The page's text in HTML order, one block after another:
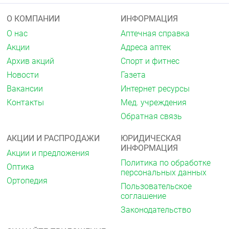
чувствительности к ацикловиру обусловлено
появлением штаммов вируса с нарушением
структуры вирусной тимидинкиназы или ДНК-
полимеразы. Вирулентность этих разновидностей
вируса напоминает таковую у его дикого штамма.
Фармакокинетика
Всасывание
После приёма внутрь вал ацикловир хорошо
абсорбируется из желудочно-кишечного тракта,
быстро и практически полностью превращается в
катализируется ферментом печени —
валацикловиргидролазой.
При приёме валацикловира в дозе от 1000 мг
биодоступность ацикловира составляет 54 % не
зависит от приёма пищи. Фармакокинетика
валацикловира является дозозависимой. Скорость
и степень всасывания уменьшается с увеличением
дозы, в результате чего увеличение средней
О КОМПАНИИ
О нас
Акции
Архив акций
Новости
Вакансии
Контакты
ИНФОРМАЦИЯ
Аптечная справка
Адреса аптек
Спорт и фитнес
Газета
Интернет ресурсы
Мед. учреждения
Обратная связь
АКЦИИ И РАСПРОДАЖИ
Акции и предложения
Оптика
Ортопедия
ЮРИДИЧЕСКАЯ
ИНФОРМАЦИЯ
Политика по обработке
персональных данных
Пользовательское
соглашение
Законодательство